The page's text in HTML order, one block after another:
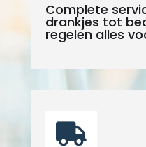
Complete
drankjes tot
regelen alles
